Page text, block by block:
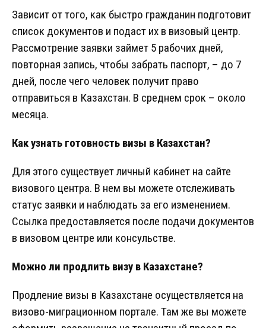
Зависит от того, как быстро гражданин подготовит
список документов и подаст их в визовый центр.
Рассмотрение заявки займет 5 рабочих дней,
повторная запись, чтобы забрать паспорт, – до 7
дней, после чего человек получит право
отправиться в Казахстан. В среднем срок – около
месяца.
Как узнать готовность визы в Казахстан?
Для этого существует личный кабинет на сайте
визового центра. В нем вы можете отслеживать
статус заявки и наблюдать за его изменением.
Ссылка предоставляется после подачи документов
в визовом центре или консульстве.
Можно ли продлить визу в Казахстане?
Продление визы в Казахстане осуществляется на
визово-миграционном портале. Там же вы можете